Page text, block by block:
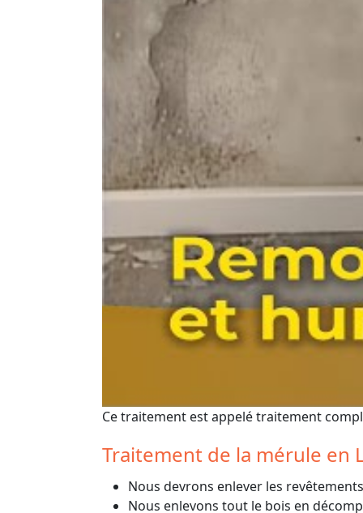
Ce traitement est appelé traitement
Traitement de la mérule en
Nous devrons enlever les
Nous enlevons tout le bois en